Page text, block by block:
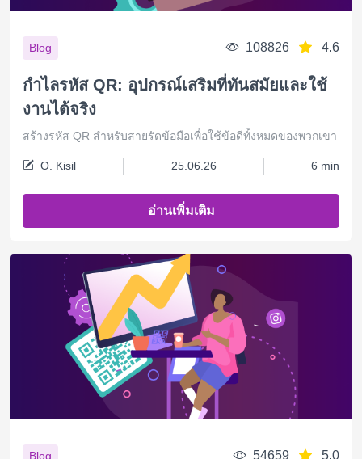
Blog 108826 4.6
กำไลรหัส QR: อุปกรณ์เสริมที่ทันสมัยและใช้
งานได้จริง
สร้างรหัส QR สำหรับสายรัดข้อมือเพื่อใช้ข้อดีทั้งหมดของพวกเขา
O. Kisil 25.06.26 6 min
อ่านเพิ่มเติม
Blog 54659 5.0